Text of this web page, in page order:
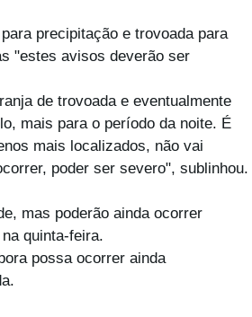
precipitação e trovoada para
"estes avisos deverão ser
de trovoada e eventualmente
mais para o período da noite. É
mais localizados, não vai
poder ser severo", sublinhou.
mas poderão ainda ocorrer
quinta-feira.
possa ocorrer ainda